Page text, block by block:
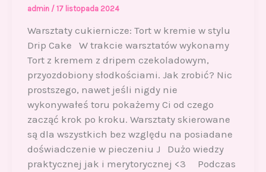
admin / 17 listopada 2024
Warsztaty cukiernicze: Tort w kremie w stylu
Drip Cake W trakcie warsztatów wykonamy
Tort z kremem z dripem czekoladowym,
przyozdobiony słodkościami. Jak zrobić? Nic
prostszego, nawet jeśli nigdy nie
wykonywałeś toru pokażemy Ci od czego
zacząć krok po kroku. Warsztaty skierowane
są dla wszystkich bez względu na posiadane
doświadczenie w pieczeniu J Dużo wiedzy
praktycznej jak i merytorycznej <3 Podczas